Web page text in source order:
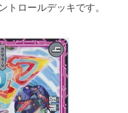
トロールデッキです。